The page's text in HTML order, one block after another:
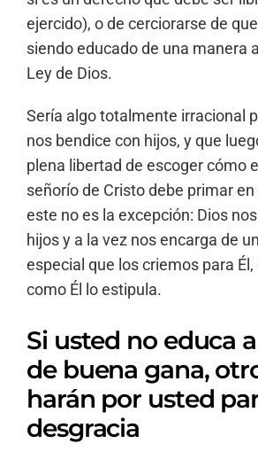
ejercido), o de cerciorarse de
siendo educado de una manera
Ley de Dios.
Sería algo totalmente irracional
nos bendice con hijos, y que
plena libertad de escoger cómo
señorío de Cristo debe primar
este no es la excepción: Dios
hijos y a la vez nos encarga de
especial que los criemos para
como Él lo estipula.
Si usted no educa
de buena gana,
harán por usted
desgracia